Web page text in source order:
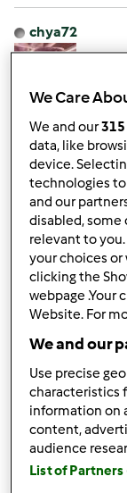
chya72
Gio, 02/25/2010 -
Buonissimo il
Mia mamma lo
chiedo la ricetta
convertirla!!
della focaccia
Accedio
Anonimo (non
We Care
We and our315
data, like
device.
technologies
and our
disabled, some
relevant to
your choices
clicking the
webpage .Your
Website. For
We and our
Use precise
characteristics
information on
content,
audience
List of